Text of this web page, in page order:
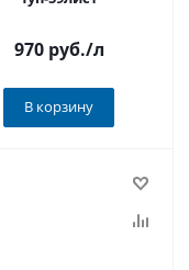
970 руб./л
В корзину